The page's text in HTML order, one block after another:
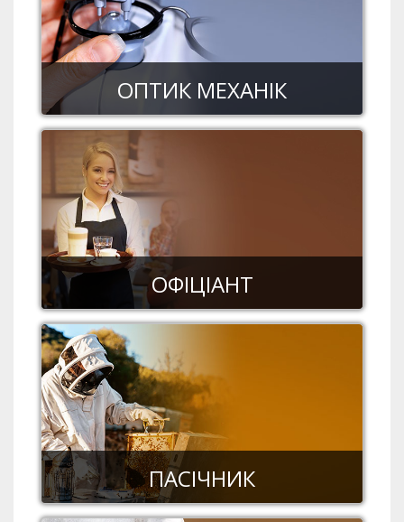
ОПТИК МЕХАНІК
ОФІЦІАНТ
ПАСІЧНИК